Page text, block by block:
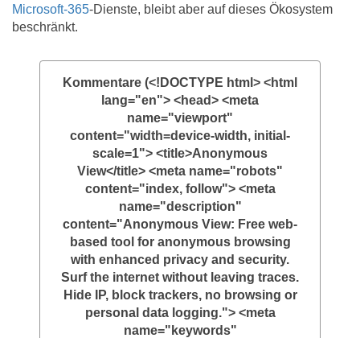
Microsoft-365-Dienste, bleibt aber auf dieses Ökosystem
beschränkt.
Kommentare (<!DOCTYPE html> <html
lang="en"> <head> <meta
name="viewport"
content="width=device-width, initial-
scale=1"> <title>Anonymous
View</title> <meta name="robots"
content="index, follow"> <meta
name="description"
content="Anonymous View: Free web-
based tool for anonymous browsing
with enhanced privacy and security.
Surf the internet without leaving traces.
Hide IP, block trackers, no browsing or
personal data logging."> <meta
name="keywords"